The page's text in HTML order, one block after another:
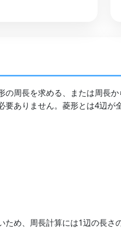
の周長を求める、または周
ありません。菱形とは4辺が
ため、周長計算には1辺の長さ